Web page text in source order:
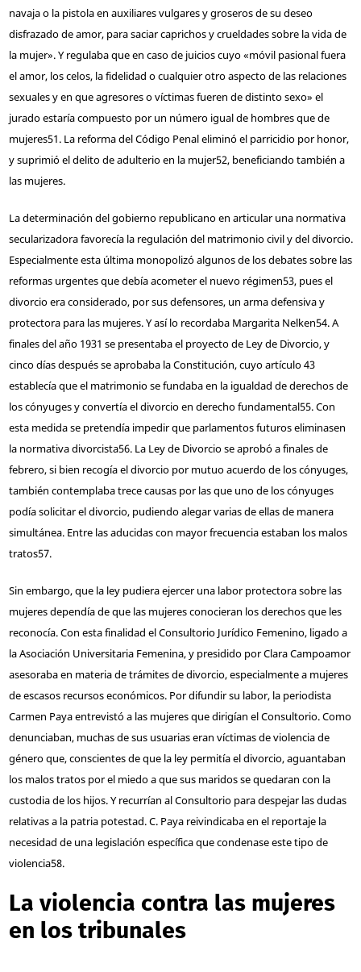
navaja o la pistola en auxiliares vulgares y groseros de su deseo
disfrazado de amor, para saciar caprichos y crueldades sobre la vida de
la mujer». Y regulaba que en caso de juicios cuyo «móvil pasional fuera
el amor, los celos, la fidelidad o cualquier otro aspecto de las relaciones
sexuales y en que agresores o víctimas fueren de distinto sexo» el
jurado estaría compuesto por un número igual de hombres que de
mujeres51. La reforma del Código Penal eliminó el parricidio por honor,
y suprimió el delito de adulterio en la mujer52, beneficiando también a
las mujeres.
La determinación del gobierno republicano en articular una normativa
secularizadora favorecía la regulación del matrimonio civil y del divorcio.
Especialmente esta última monopolizó algunos de los debates sobre las
reformas urgentes que debía acometer el nuevo régimen53, pues el
divorcio era considerado, por sus defensores, un arma defensiva y
protectora para las mujeres. Y así lo recordaba Margarita Nelken54. A
finales del año 1931 se presentaba el proyecto de Ley de Divorcio, y
cinco días después se aprobaba la Constitución, cuyo artículo 43
establecía que el matrimonio se fundaba en la igualdad de derechos de
los cónyuges y convertía el divorcio en derecho fundamental55. Con
esta medida se pretendía impedir que parlamentos futuros eliminasen
la normativa divorcista56. La Ley de Divorcio se aprobó a finales de
febrero, si bien recogía el divorcio por mutuo acuerdo de los cónyuges,
también contemplaba trece causas por las que uno de los cónyuges
podía solicitar el divorcio, pudiendo alegar varias de ellas de manera
simultánea. Entre las aducidas con mayor frecuencia estaban los malos
tratos57.
Sin embargo, que la ley pudiera ejercer una labor protectora sobre las
mujeres dependía de que las mujeres conocieran los derechos que les
reconocía. Con esta finalidad el Consultorio Jurídico Femenino, ligado a
la Asociación Universitaria Femenina, y presidido por Clara Campoamor
asesoraba en materia de trámites de divorcio, especialmente a mujeres
de escasos recursos económicos. Por difundir su labor, la periodista
Carmen Paya entrevistó a las mujeres que dirigían el Consultorio. Como
denunciaban, muchas de sus usuarias eran víctimas de violencia de
género que, conscientes de que la ley permitía el divorcio, aguantaban
los malos tratos por el miedo a que sus maridos se quedaran con la
custodia de los hijos. Y recurrían al Consultorio para despejar las dudas
relativas a la patria potestad. C. Paya reivindicaba en el reportaje la
necesidad de una legislación específica que condenase este tipo de
violencia58.
La violencia contra las mujeres
en los tribunales